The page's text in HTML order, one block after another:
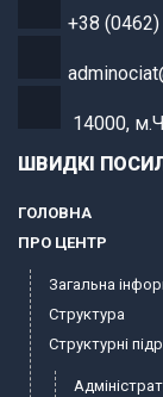
+38
14000,
ШВИДКІ
ГОЛОВНА
ПРО ЦЕНТР
Загальна
Структура
Структурні